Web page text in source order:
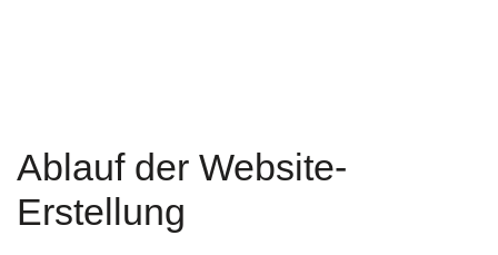
Ablauf der Website-
Erstellung